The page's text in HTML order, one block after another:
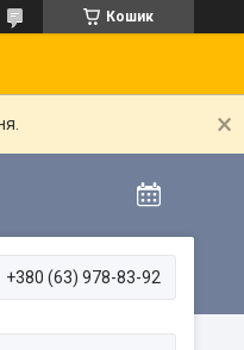
Кошик
+380 (63) 978-83-92